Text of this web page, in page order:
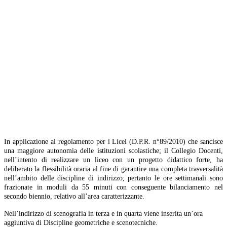
In applicazione al regolamento per i Licei (D.P.R. n°89/2010) che sancisce
una maggiore autonomia delle istituzioni scolastiche; il Collegio Docenti,
nell’intento di realizzare un liceo con un progetto didattico forte, ha
deliberato la flessibilità oraria al fine di garantire una completa trasversalità
nell’ambito delle discipline di indirizzo; pertanto le ore settimanali sono
frazionate in moduli da 55 minuti con conseguente bilanciamento nel
secondo biennio, relativo all’area caratterizzante.
Nell’indirizzo di scenografia in terza e in quarta viene inserita un’ora
aggiuntiva di Discipline geometriche e scenotecniche.